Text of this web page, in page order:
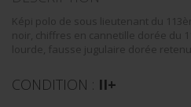
Képi polo de sous lieutenant du
noir, chiffres en cannetille dorée du
lourde, fausse jugulaire dorée
CONDITION : II+